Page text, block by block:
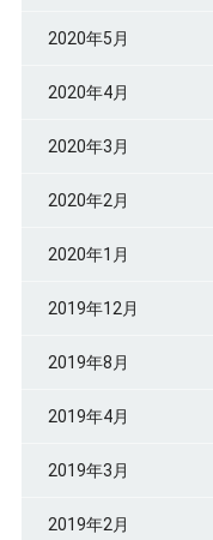
2020年5月
2020年4月
2020年3月
2020年2月
2020年1月
2019年12月
2019年8月
2019年4月
2019年3月
2019年2月